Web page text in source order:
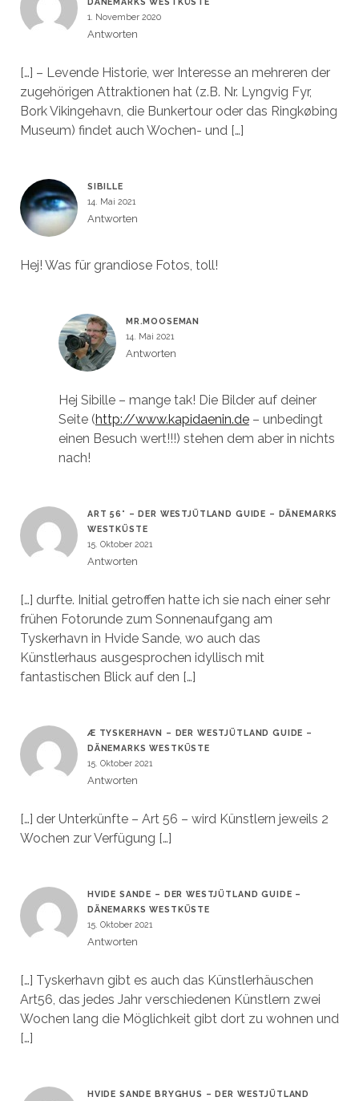
1. November 2020
Antworten
[…] – Levende Historie, wer Interesse an mehreren der
zugehörigen Attraktionen hat (z.B. Nr. Lyngvig Fyr,
Bork Vikingehavn, die Bunkertour oder das Ringkøbing
Museum) findet auch Wochen- und […]
SIBILLE
14. Mai 2021
Antworten
Hej! Was für grandiose Fotos, toll!
MR.MOOSEMAN
14. Mai 2021
Antworten
Hej Sibille – mange tak! Die Bilder auf deiner
Seite (http://www.kapidaenin.de– unbedingt
einen Besuch wert!!!) stehen dem aber in nichts
nach!
ART 56° – DER WESTJÜTLAND GUIDE – DÄNEMARKS
WESTKÜSTE
15. Oktober 2021
Antworten
[…] durfte. Initial getroffen hatte ich sie nach einer sehr
frühen Fotorunde zum Sonnenaufgang am
Tyskerhavn in Hvide Sande, wo auch das
Künstlerhaus ausgesprochen idyllisch mit
fantastischen Blick auf den […]
Æ TYSKERHAVN – DER WESTJÜTLAND GUIDE –
DÄNEMARKS WESTKÜSTE
15. Oktober 2021
Antworten
[…] der Unterkünfte – Art 56 – wird Künstlern jeweils 2
Wochen zur Verfügung […]
HVIDE SANDE – DER WESTJÜTLAND GUIDE –
DÄNEMARKS WESTKÜSTE
15. Oktober 2021
Antworten
[…] Tyskerhavn gibt es auch das Künstlerhäuschen
Art56, das jedes Jahr verschiedenen Künstlern zwei
Wochen lang die Möglichkeit gibt dort zu wohnen und
[…]
HVIDE SANDE BRYGHUS – DER WESTJÜTLAND